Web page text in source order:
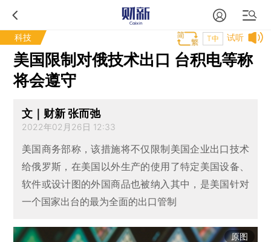
科技 试听
T中
美国限制对俄技术出口 台积电等称
将会遵守
文｜财新 张而弛
2022年02月26日 12:33
美国商务部称，该措施将不仅限制美国企业出口技术
给俄罗斯，在美国以外生产的使用了特定美国设备、
软件或设计图的外国商品也被纳入其中，是美国针对
一个国家出台的最为全面的出口管制
原图